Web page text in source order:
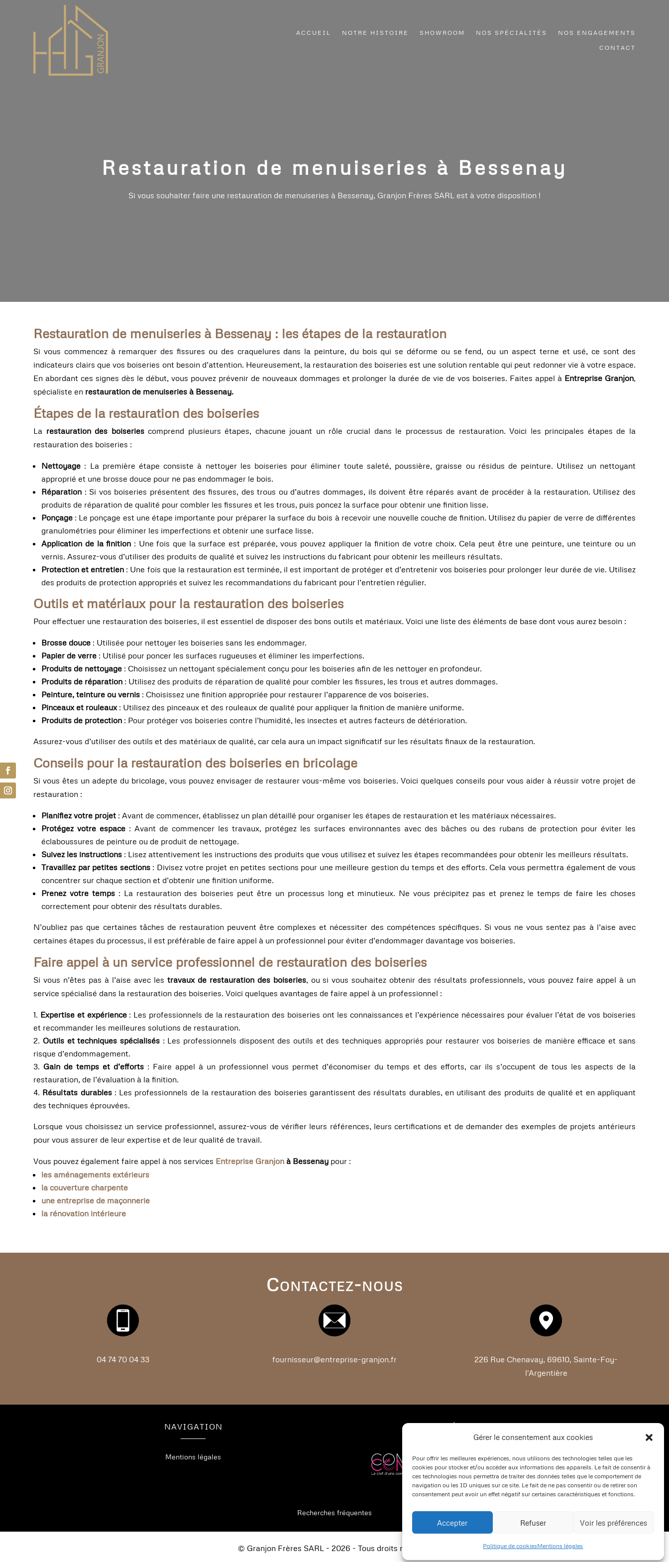
Gérer le consentement aux cookies
Pour offrir les meilleures expériences, nous utilisons des technologies telles que les
cookies pour stocker et/ou accéder aux informations des appareils. Le fait de consentir à
ces technologies nous permettra de traiter des données telles que le comportement de
navigation ou les ID uniques sur ce site. Le fait de ne pas consentir ou de retirer son
consentement peut avoir un effet négatif sur certaines caractéristiques et fonctions.
Accepter Refuser Voir les préférences
Politique de cookiesMentions légales
ACCUEIL NOTRE HISTOIRE SHOWROOM NOS SPÉCIALITÉS
NOS ENGAGEMENTS
CONTACT
Restauration de menuiseries à Bessenay
Si vous souhaiter faire une restauration de menuiseries à Bessenay, Granjon Frères SARL est à votre disposition !
Restauration de menuiseries à Bessenay : les étapes de la restauration
Si vous commencez à remarquer des fissures ou des craquelures dans la peinture, du bois qui se déforme ou se fend, ou un aspect terne et usé, ce sont des
indicateurs clairs que vos boiseries ont besoin d’attention. Heureusement, la restauration des boiseries est une solution rentable qui peut redonner vie à votre espace.
En abordant ces signes dès le début, vous pouvez prévenir de nouveaux dommages et prolonger la durée de vie de vos boiseries. Faites appel à Entreprise Granjon,
spécialiste en restauration de menuiseries à Bessenay.
Étapes de la restauration des boiseries
La restauration des boiseriescomprend plusieurs étapes, chacune jouant un rôle crucial dans le processus de restauration. Voici les principales étapes de la
restauration des boiseries :
Nettoyage : La première étape consiste à nettoyer les boiseries pour éliminer toute saleté, poussière, graisse ou résidus de peinture. Utilisez un nettoyant
approprié et une brosse douce pour ne pas endommager le bois.
Réparation : Si vos boiseries présentent des fissures, des trous ou d’autres dommages, ils doivent être réparés avant de procéder à la restauration. Utilisez des
produits de réparation de qualité pour combler les fissures et les trous, puis poncez la surface pour obtenir une finition lisse.
Ponçage : Le ponçage est une étape importante pour préparer la surface du bois à recevoir une nouvelle couche de finition. Utilisez du papier de verre de différentes
granulométries pour éliminer les imperfections et obtenir une surface lisse.
Application de la finition : Une fois que la surface est préparée, vous pouvez appliquer la finition de votre choix. Cela peut être une peinture, une teinture ou un
vernis. Assurez-vous d’utiliser des produits de qualité et suivez les instructions du fabricant pour obtenir les meilleurs résultats.
Protection et entretien : Une fois que la restauration est terminée, il est important de protéger et d’entretenir vos boiseries pour prolonger leur durée de vie. Utilisez
des produits de protection appropriés et suivez les recommandations du fabricant pour l’entretien régulier.
Outils et matériaux pour la restauration des boiseries
Pour effectuer une restauration des boiseries, il est essentiel de disposer des bons outils et matériaux. Voici une liste des éléments de base dont vous aurez besoin :
Brosse douce : Utilisée pour nettoyer les boiseries sans les endommager.
Papier de verre : Utilisé pour poncer les surfaces rugueuses et éliminer les imperfections.
Produits de nettoyage : Choisissez un nettoyant spécialement conçu pour les boiseries afin de les nettoyer en profondeur.
Produits de réparation : Utilisez des produits de réparation de qualité pour combler les fissures, les trous et autres dommages.
Peinture, teinture ou vernis : Choisissez une finition appropriée pour restaurer l’apparence de vos boiseries.
Pinceaux et rouleaux: Utilisez des pinceaux et des rouleaux de qualité pour appliquer la finition de manière uniforme.
Produits de protection : Pour protéger vos boiseries contre l’humidité, les insectes et autres facteurs de détérioration.
Assurez-vous d’utiliser des outils et des matériaux de qualité, car cela aura un impact significatif sur les résultats finaux de la restauration.
Conseils pour la restauration des boiseries en bricolage
Si vous êtes un adepte du bricolage, vous pouvez envisager de restaurer vous-même vos boiseries. Voici quelques conseils pour vous aider à réussir votre projet de
restauration :
Planifiez votre projet : Avant de commencer, établissez un plan détaillé pour organiser les étapes de restauration et les matériaux nécessaires.
Protégez votre espace : Avant de commencer les travaux, protégez les surfaces environnantes avec des bâches ou des rubans de protection pour éviter les
éclaboussures de peinture ou de produit de nettoyage.
Suivez les instructions : Lisez attentivement les instructions des produits que vous utilisez et suivez les étapes recommandées pour obtenir les meilleurs résultats.
Travaillez par petites sections: Divisez votre projet en petites sections pour une meilleure gestion du temps et des efforts. Cela vous permettra également de vous
concentrer sur chaque section et d’obtenir une finition uniforme.
Prenez votre temps: La restauration des boiseries peut être un processus long et minutieux. Ne vous précipitez pas et prenez le temps de faire les choses
correctement pour obtenir des résultats durables.
N’oubliez pas que certaines tâches de restauration peuvent être complexes et nécessiter des compétences spécifiques. Si vous ne vous sentez pas à l’aise avec
certaines étapes du processus, il est préférable de faire appel à un professionnel pour éviter d’endommager davantage vos boiseries.
Faire appel à un service professionnel de restauration des boiseries
Si vous n’êtes pas à l’aise avec les travaux de restauration des boiseries, ou si vous souhaitez obtenir des résultats professionnels, vous pouvez faire appel à un
service spécialisé dans la restauration des boiseries. Voici quelques avantages de faire appel à un professionnel :
Expertise et expérience: Les professionnels de la restauration des boiseries ont les connaissances et l’expérience nécessaires pour évaluer l’état de vos boiseries
et recommander les meilleures solutions de restauration.
Outils et techniques spécialisés: Les professionnels disposent des outils et des techniques appropriés pour restaurer vos boiseries de manière efficace et sans
risque d’endommagement.
Gain de temps et d’efforts : Faire appel à un professionnel vous permet d’économiser du temps et des efforts, car ils s’occupent de tous les aspects de la
restauration, de l’évaluation à la finition.
Résultats durables: Les professionnels de la restauration des boiseries garantissent des résultats durables, en utilisant des produits de qualité et en appliquant
des techniques éprouvées.
Lorsque vous choisissez un service professionnel, assurez-vous de vérifier leurs références, leurs certifications et de demander des exemples de projets antérieurs
pour vous assurer de leur expertise et de leur qualité de travail.
Vous pouvez également faire appel à nos services Entreprise Granjon à Bessenay pour :
les aménagements extérieurs
la couverture charpente
une entreprise de maçonnerie
la rénovation intérieure
Contactez-nous
04 74 70 04 33 fournisseur@entreprise-granjon.fr
226 Rue Chenavay, 69610, Sainte-Foy-
l'Argentière
NAVIGATION
Mentions légales
RÉALISATION
Recherches fréquentes
Restauration de menuiseries dans le Rhône Restauration de menuiseries à Lyon
Restauration de menuiseries à Chazelles-sur-Lyon
Restauration de menuiseries à Saint-Martin-en-Haut
Restauration de menuiseries à Rive-de-Gier Restauration de menuiseries à L’Arbresle
© Granjon Frères SARL - 2026 - Tous droits réservés